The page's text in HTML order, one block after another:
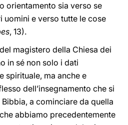
orientamento sia verso se
uomini e verso tutte le cose
, 13).
magistero della Chiesa dei
in sé non solo i dati
spirituale, ma anche e
dell’insegnamento che si
a cominciare da quella
che abbiamo precedentemente